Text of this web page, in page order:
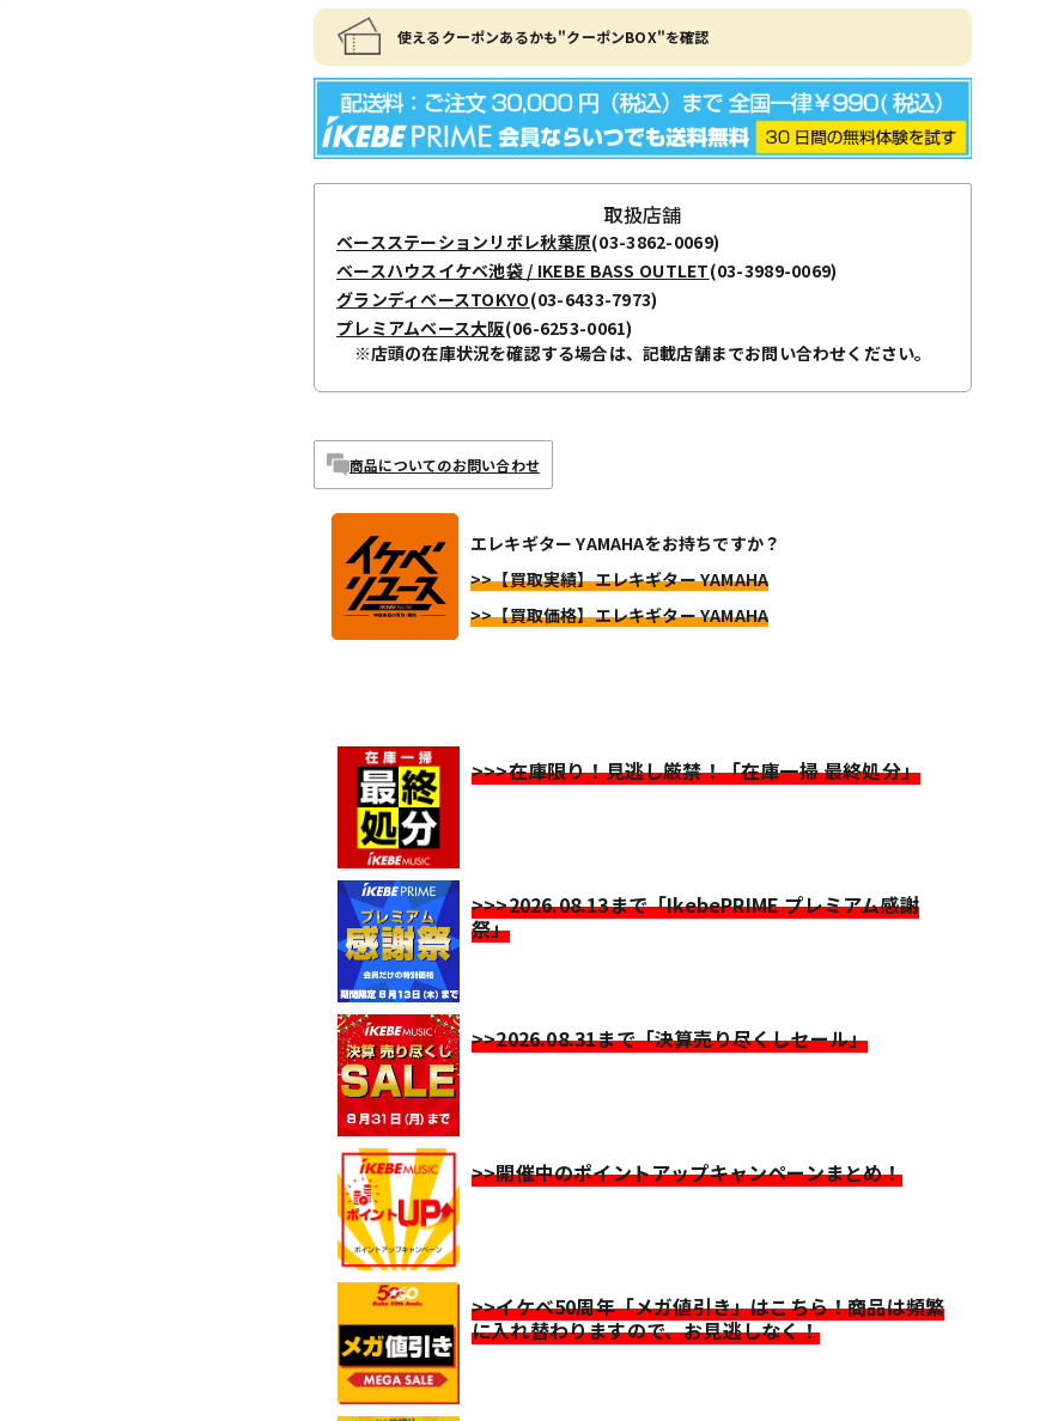
使えるクーポンあるかも"クーポンBOX"を確認
取扱店舗
ベースステーションリボレ秋葉原(03-3862-0069)
ベースハウスイケベ池袋 / IKEBE BASS OUTLET(03-3989-0069)
グランディベースTOKYO(03-6433-7973)
プレミアムベース大阪(06-6253-0061)
※店頭の在庫状況を確認する場合は、記載店舗までお問い合わせください。
商品についてのお問い合わせ
エレキギター YAMAHAをお持ちですか？
>>【買取実績】エレキギター YAMAHA
>>【買取価格】エレキギター YAMAHA
>>>在庫限り！見逃し厳禁！「在庫一掃 最終処分」
>>>2026.08.13まで「IkebePRIME プレミアム感謝
祭」
>>2026.08.31まで「決算売り尽くしセール」
>>開催中のポイントアップキャンペーンまとめ！
>>イケベ50周年「メガ値引き」はこちら！商品は頻繁
に入れ替わりますので、お見逃しなく！